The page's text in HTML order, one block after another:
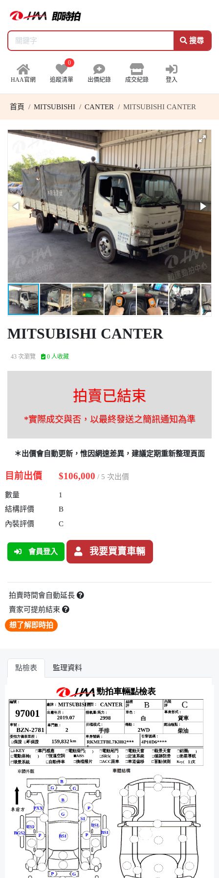
搜尋
HAA官網
0
追蹤清單 出價紀錄 成交紀錄 登入
首頁 MITSUBISHI CANTER MITSUBISHI CANTER
MITSUBISHI CANTER
43 次瀏覽 0 人收藏
拍賣已結束
*實際成交與否，以最終發送之簡訊通知為準
＊出價會自動更新，惟因網速差異，建議定期重新整理頁面
目前出價 $106,000 / 5 次出價
數量
1
結構評價
B
內裝評價
C
會員登入 我要買賣車輛
拍賣時間會自動延長
賣家可提前結束
想了解即時拍
點檢表 監理資料